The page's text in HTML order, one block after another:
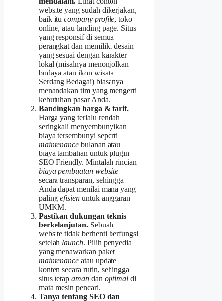
website yang sudah dikerjakan,
baik itu company profile, toko
online, atau landing page. Situs
yang responsif di semua
perangkat dan memiliki desain
yang sesuai dengan karakter
lokal (misalnya menonjolkan
budaya atau ikon wisata
Serdang Bedagai) biasanya
menandakan tim yang mengerti
kebutuhan pasar Anda.
Bandingkan harga & tarif.
Harga yang terlalu rendah
seringkali menyembunyikan
biaya tersembunyi seperti
maintenance bulanan atau
biaya tambahan untuk plugin
SEO Friendly. Mintalah rincian
biaya pembuatan website
secara transparan, sehingga
Anda dapat menilai mana yang
paling efisien untuk anggaran
UMKM.
Pastikan dukungan teknis
berkelanjutan. Sebuah
website tidak berhenti berfungsi
setelah launch. Pilih penyedia
yang menawarkan paket
maintenance atau update
konten secara rutin, sehingga
situs tetap aman dan optimal di
mata mesin pencari.
Tanya tentang SEO dan